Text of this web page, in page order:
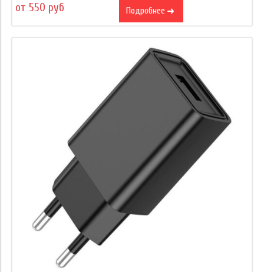
от 550 руб
Подробнее